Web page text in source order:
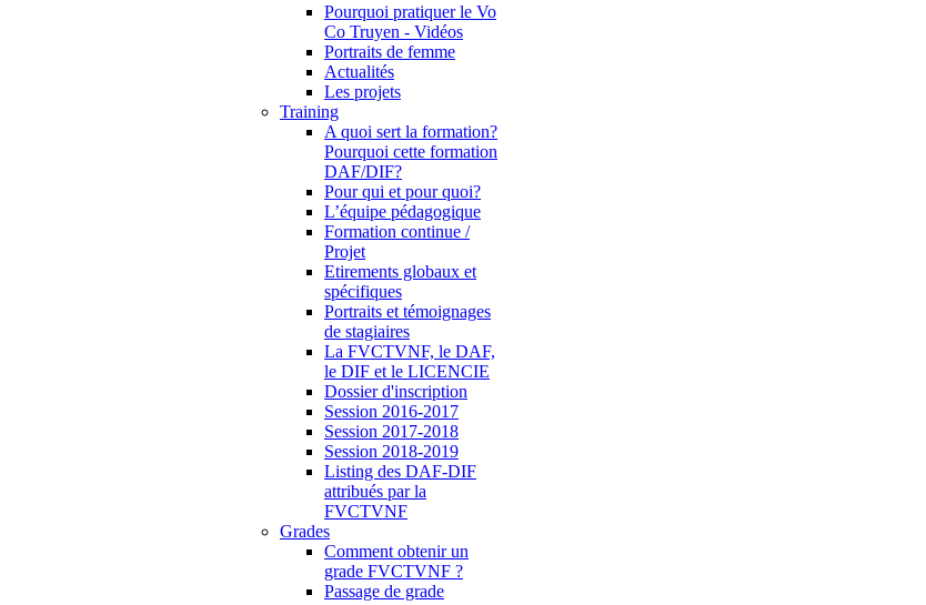
Pourquoi pratiquer le Vo
Co Truyen - Vidéos
Portraits de femme
Actualités
Les projets
Training
A quoi sert la formation?
Pourquoi cette formation
DAF/DIF?
Pour qui et pour quoi?
L’équipe pédagogique
Formation continue /
Projet
Etirements globaux et
spécifiques
Portraits et témoignages
de stagiaires
La FVCTVNF, le DAF,
le DIF et le LICENCIE
Dossier d'inscription
Session 2016-2017
Session 2017-2018
Session 2018-2019
Listing des DAF-DIF
attribués par la
FVCTVNF
Grades
Comment obtenir un
grade FVCTVNF ?
Passage de grade